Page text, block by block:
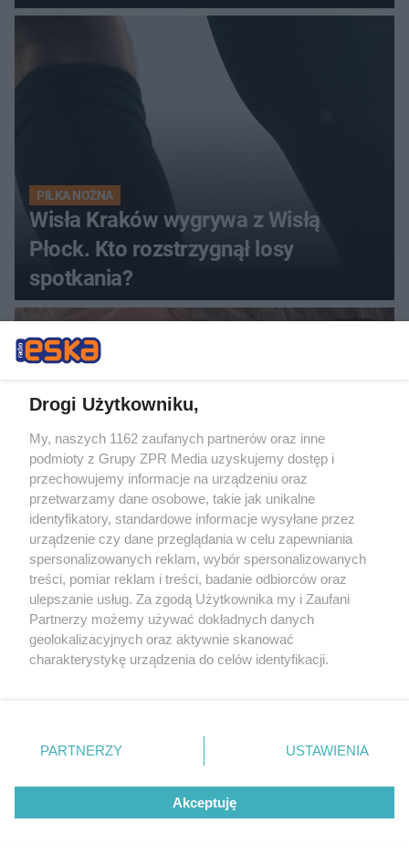
pełnym stadionie
PIŁKA NOŻNA
Wisła Kraków wygrywa z Wisłą
Płock. Kto rozstrzygnął losy
spotkania?
ROZRYWKA
Aryna Sabalenka kusi w skąpym
bikini. Wakacyjne nagranie rozpala
zmysły fanów
Klubowe Mistrzostwa Świata
Drogi Użytkowniku,
My, naszych 1162 zaufanych partnerów oraz inne
podmioty z Grupy ZPR Media uzyskujemy dostęp i
przechowujemy informacje na urządzeniu oraz
przetwarzamy dane osobowe, takie jak unikalne
identyfikatory, standardowe informacje wysyłane przez
urządzenie czy dane przeglądania w celu zapewniania
spersonalizowanych reklam, wybór spersonalizowanych
treści, pomiar reklam i treści, badanie odbiorców oraz
ulepszanie usług. Za zgodą Użytkownika my i Zaufani
Partnerzy możemy używać dokładnych danych
geolokalizacyjnych oraz aktywnie skanować
charakterystykę urządzenia do celów identyfikacji.
zmienić/wycofać klikając przycisk ustawień prywatności
znajdujący się w lewym dolnym rogu strony
rodzaje przetwarzania danych nie wymagają zgody
użytkownika, ale masz prawo sprzeciwić się takiemu
przetwarzaniu. Preferencje będą miały zastosowanie tylko
PARTNERZY USTAWIENIA
Akceptuję